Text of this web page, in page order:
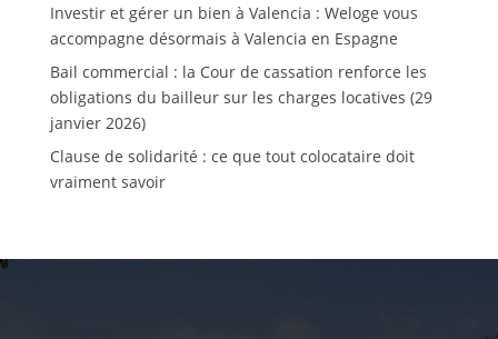
Investir et gérer un bien à Valencia : Weloge vous
accompagne désormais à Valencia en Espagne
Bail commercial : la Cour de cassation renforce les
obligations du bailleur sur les charges locatives (29
janvier 2026)
Clause de solidarité : ce que tout colocataire doit
vraiment savoir